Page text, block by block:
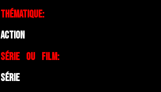
Thématique:
Action
Série ou Film:
Série